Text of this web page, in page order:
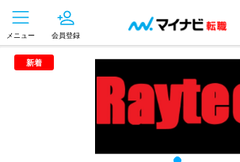
メニュー 会員登録
新着